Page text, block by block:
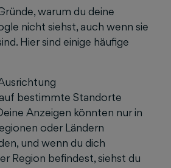
warum du deine
nicht siehst, auch wenn sie
Hier sind einige häufige
bestimmte Standorte
Anzeigen könnten nur in
oder Ländern
und wenn du dich
Region befindest, siehst du